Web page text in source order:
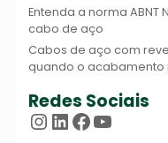
Entenda a norma ABNT
cabo de aço
Cabos de aço com
quando o acabamento
Redes Sociais
Instagram
LinkedIn
Facebook
Youtube